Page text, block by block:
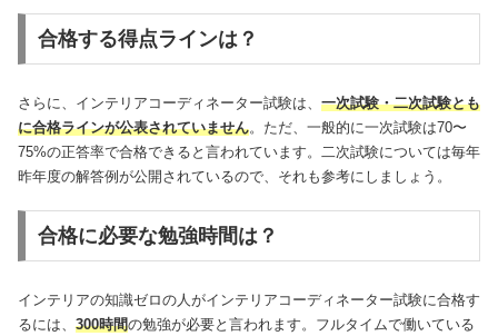
合格する得点ラインは？
さらに、インテリアコーディネーター試験は、 一次試験・二次試験とも
に合格ラインが公表されていません。ただ、一般的に一次試験は70〜
75%の正答率で合格できると言われています。二次試験については毎年
昨年度の解答例が公開されているので、それも参考にしましょう。
合格に必要な勉強時間は？
インテリアの知識ゼロの人がインテリアコーディネーター試験に合格す
るには、 300時間の勉強が必要と言われます。フルタイムで働いている